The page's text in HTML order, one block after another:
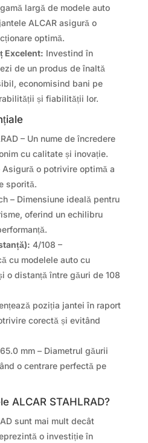
largă de modele auto
ALCAR asigură o
optimă.
Excelent: Investind în
de un produs de înaltă
economisind bani pe
și fiabilității lor.
– Un nume de încredere
cu calitate și inovație.
Asigură o potrivire optimă a
sporită.
– Dimensiune ideală pentru
oferind un echilibru
4/108 –
cu modelele auto cu
o distanță între găuri de 108
poziția jantei în raport
corectă și evitând
65.0 mm – Diametrul găurii
o centrare perfectă pe
ALCAR STAHLRAD?
sunt mai mult decât
o investiție în